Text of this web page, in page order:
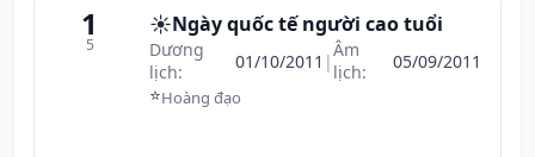
1
5
☀️Ngày quốc tế người cao tuổi
Dương
lịch:
01/10/2011 |Âm
lịch:
05/09/2011
⭐Hoàng đạo